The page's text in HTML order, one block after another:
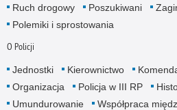
Ruch drogowy
Poszukiwani
Polemiki i sprostowania
O Policji
Jednostki Kierownictwo
Organizacja
Policja w III RP
Umundurowanie
Współpraca